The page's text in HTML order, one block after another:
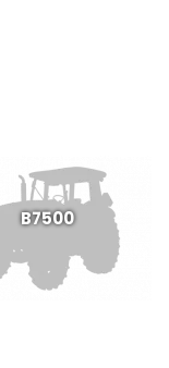
B7500